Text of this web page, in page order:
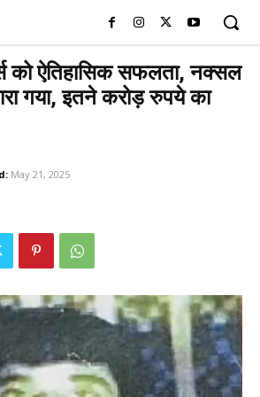
को ऐतिहासिक सफलता, नक्सल
गया, इतने करोड़ रुपये का
May 21, 2025